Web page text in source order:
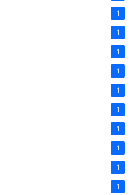
1
1
1
1
1
1
1
1
1
1